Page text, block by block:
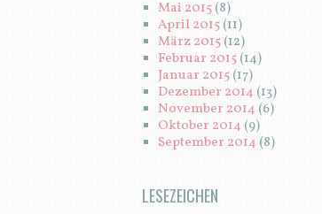
Mai 2015(8)
April 2015(11)
März 2015(12)
Februar 2015(14)
Januar 2015(17)
Dezember 2014 (13)
November 2014 (6)
Oktober 2014 (9)
September 2014 (8)
LESEZEICHEN